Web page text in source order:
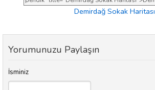
Demirdağ Sokak Haritası
Yorumunuzu Paylaşın
İsminiz